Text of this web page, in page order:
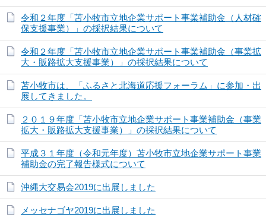
令和２年度「苫小牧市立地企業サポート事業補助金（人材確
保支援事業）」の採択結果について
令和２年度「苫小牧市立地企業サポート事業補助金（事業拡
大・販路拡大支援事業）」の採択結果について
苫小牧市は、「ふるさと北海道応援フォーラム」に参加・出
展してきました。
２０１９年度「苫小牧市立地企業サポート事業補助金（事業
拡大・販路拡大支援事業）」の採択結果について
平成３１年度（令和元年度）苫小牧市立地企業サポート事業
補助金の完了報告様式について
沖縄大交易会2019に出展しました
メッセナゴヤ2019に出展しました